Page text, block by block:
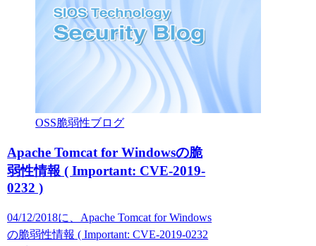
OSS脆弱性ブログ
Apache Tomcat for Windowsの脆
弱性情報 ( Important: CVE-2019-
0232 )
04/12/2018に、Apache Tomcat for Windows
の脆弱性情報 ( Important: CVE-2019-0232